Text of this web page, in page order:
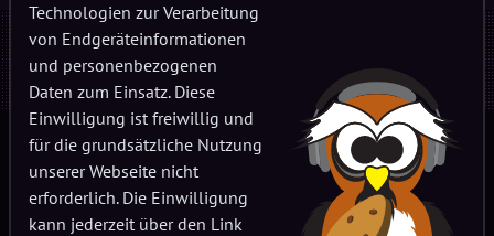
Statement zum verfassungsfeindlichen
Vorfall auf dem Stroga Festival
Am 19.7. vormittags meldeten
Festivalbesucher:innen an unser Awareness-
Team, dass auf dem Campingplatz in der Nacht
Technologien zur Verarbeitung
von Endgeräteinformationen
und personenbezogenen
Daten zum Einsatz. Diese
Einwilligung ist freiwillig und
für die grundsätzliche Nutzung
unserer Webseite nicht
erforderlich. Die Einwilligung
kann jederzeit über den Link